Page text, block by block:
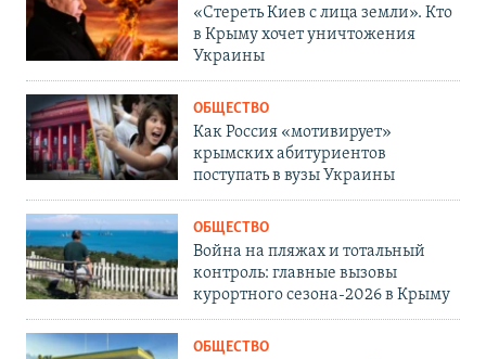
«Стереть Киев с лица земли». Кто
в Крыму хочет уничтожения
Украины
ОБЩЕСТВО
Как Россия «мотивирует»
крымских абитуриентов
поступать в вузы Украины
ОБЩЕСТВО
Война на пляжах и тотальный
контроль: главные вызовы
курортного сезона-2026 в Крыму
ОБЩЕСТВО